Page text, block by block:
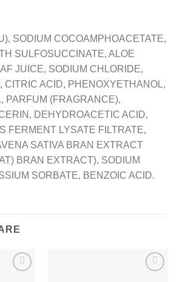
SODIUM COCOAMPHOACETATE,
SULFOSUCCINATE, ALOE
JUICE, SODIUM CHLORIDE,
CITRIC ACID, PHENOXYETHANOL,
PARFUM (FRAGRANCE),
DEHYDROACETIC ACID,
FERMENT LYSATE FILTRATE,
SATIVA BRAN EXTRACT
BRAN EXTRACT), SODIUM
SORBATE, BENZOIC ACID.